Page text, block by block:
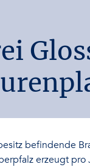
befindende
erzeugt